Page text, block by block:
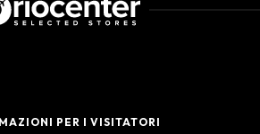
PER I VISITATORI